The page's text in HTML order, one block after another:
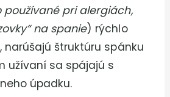
používané pri alergiách,
na spanie) rýchlo
narúšajú štruktúru spánku
užívaní sa spájajú s
úpadku.